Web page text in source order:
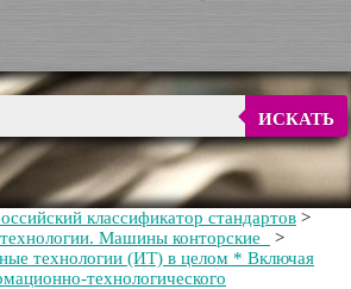
ИСКАТЬ
классификатор стандартов >
Машины конторские
>
технологии (ИТ) в целом * Включая
технологического